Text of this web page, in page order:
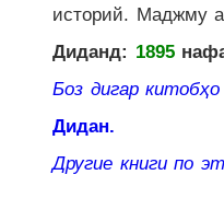
историй. Маджму
Диданд: 1895
Боз дигар
Дидан.
Другие книги по